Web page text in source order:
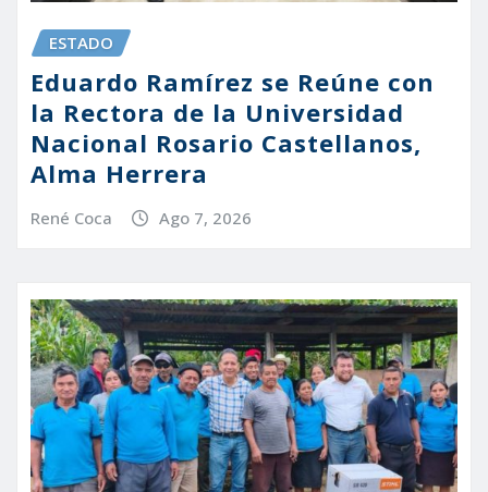
ESTADO
Eduardo Ramírez se Reúne con
la Rectora de la Universidad
Nacional Rosario Castellanos,
Alma Herrera
René Coca Ago 7, 2026